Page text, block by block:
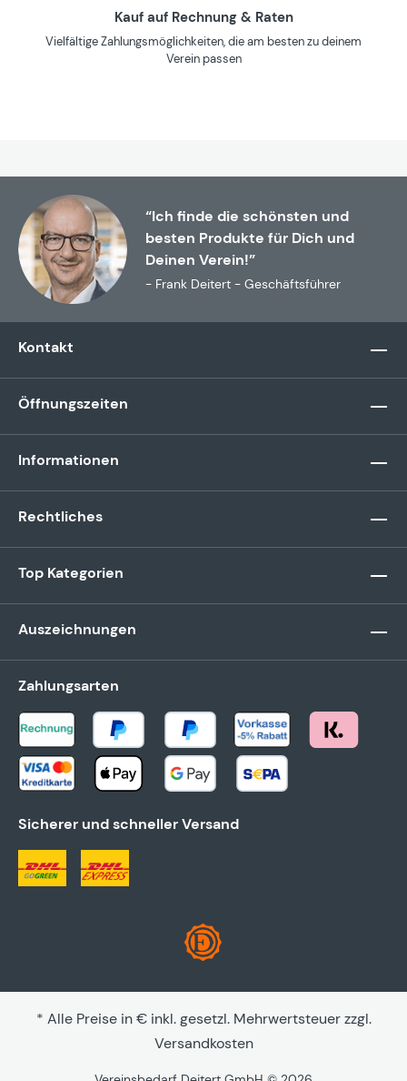
Kauf auf Rechnung & Raten
Vielfältige Zahlungsmöglichkeiten, die am besten zu deinem
Verein passen
“Ich finde die schönsten und
besten Produkte für Dich und
Deinen Verein!”
- Frank Deitert - Geschäftsführer
Kontakt
Öffnungszeiten
Informationen
Rechtliches
Top Kategorien
Auszeichnungen
Zahlungsarten
Sicherer und schneller Versand
* Alle Preise in € inkl. gesetzl. Mehrwertsteuer zzgl.
Versandkosten